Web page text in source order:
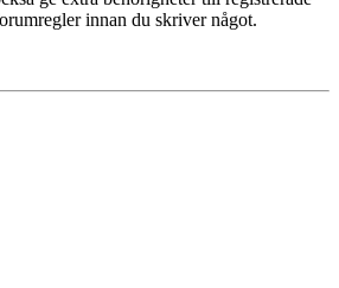
innan du skriver något.